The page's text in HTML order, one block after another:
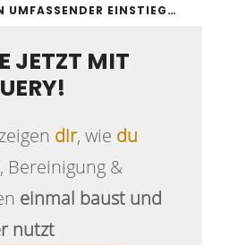
UMFASSENDER EINSTIEG…
JETZT MIT
dir, wie du
Bereinigung &
einmal baust und
nutzt